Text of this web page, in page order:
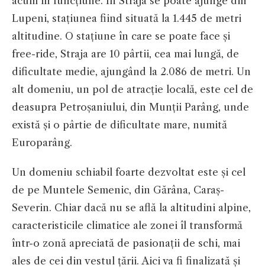
Lupeni, stațiunea fiind situată la 1.445 de metri
altitudine. O stațiune în care se poate face și
free-ride, Straja are 10 pârtii, cea mai lungă, de
dificultate medie, ajungând la 2.086 de metri. Un
alt domeniu, un pol de atracție locală, este cel de
deasupra Petroșaniului, din Munții Parâng, unde
există și o pârtie de dificultate mare, numită
Europarâng.
Un domeniu schiabil foarte dezvoltat este și cel
de pe Muntele Semenic, din Gărâna, Caraș-
Severin. Chiar dacă nu se află la altitudini alpine,
caracteristicile climatice ale zonei îl transformă
într-o zonă apreciată de pasionații de schi, mai
ales de cei din vestul țării. Aici va fi finalizată și